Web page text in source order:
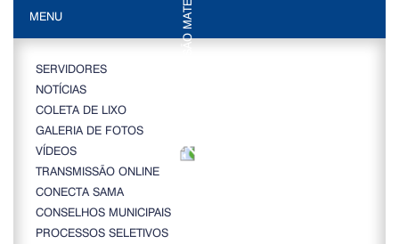
MENU
SERVIDORES
NOTÍCIAS
COLETA DE LIXO
GALERIA DE FOTOS
VÍDEOS
TRANSMISSÃO ONLINE
CONECTA SAMA
CONSELHOS MUNICIPAIS
PROCESSOS SELETIVOS